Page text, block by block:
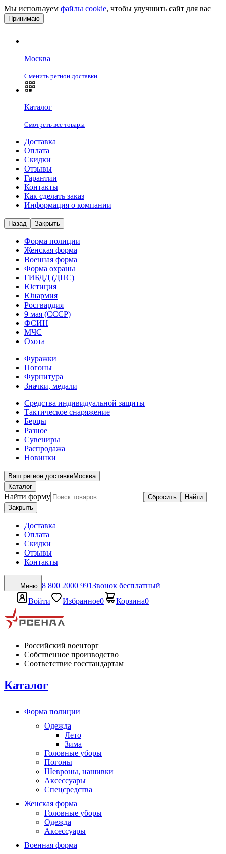
Мы используем файлы cookie, чтобы улучшить сайт для вас
Принимаю
Москва
Сменить регион доставки
Каталог
Смотреть все товары
Доставка
Оплата
Скидки
Отзывы
Гарантии
Контакты
Как сделать заказ
Информация о компании
Назад Закрыть
Форма полиции
Женская форма
Военная форма
Форма охраны
ГИБДД (ДПС)
Юстиция
Юнармия
Росгвардия
9 мая (СССР)
ФСИН
МЧС
Охота
Фуражки
Погоны
Фурнитура
Значки, медали
Средства индивидуальной защиты
Тактическое снаряжение
Берцы
Разное
Сувениры
Распродажа
Новинки
Ваш регион доставкиМосква
Каталог
Найти форму Сбросить
Найти
Закрыть
Доставка
Оплата
Скидки
Отзывы
Контакты
Меню 8 800 2000 991Звонок бесплатный
Войти
Избранное0 Корзина0
Российский военторг
Собственное производство
Соответствие госстандартам
Каталог
Форма полиции
Одежда
Лето
Зима
Головные уборы
Погоны
Шевроны, нашивки
Аксессуары
Спецсредства
Женская форма
Головные уборы
Одежда
Аксессуары
Военная форма